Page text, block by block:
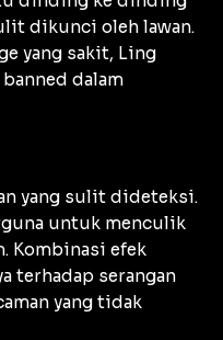
dikunci oleh lawan.
yang sakit, Ling
banned dalam
yang sulit dideteksi.
untuk menculik
Kombinasi efek
terhadap serangan
yang tidak